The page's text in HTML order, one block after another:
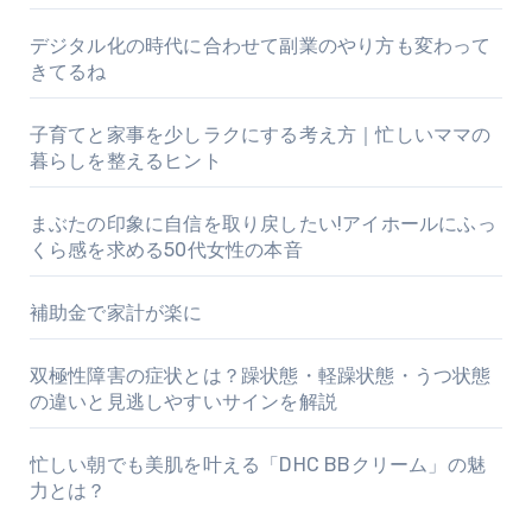
デジタル化の時代に合わせて副業のやり方も変わって
きてるね
子育てと家事を少しラクにする考え方｜忙しいママの
暮らしを整えるヒント
まぶたの印象に自信を取り戻したい!アイホールにふっ
くら感を求める50代女性の本音
補助金で家計が楽に
双極性障害の症状とは？躁状態・軽躁状態・うつ状態
の違いと見逃しやすいサインを解説
忙しい朝でも美肌を叶える「DHC BBクリーム」の魅
力とは？